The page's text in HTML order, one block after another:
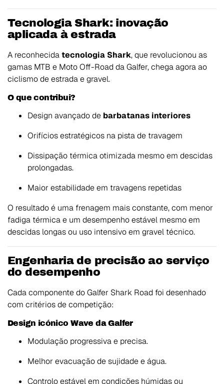
Tecnologia Shark: inovação
aplicada à estrada
A reconhecidatecnologia Shark, que revolucionou as
gamas MTB e Moto Off-Road da Galfer, chega agora ao
ciclismo de estrada e gravel.
O que contribui?
Design avançado de barbatanas interiores
Orifícios estratégicos na pista de travagem
Dissipação térmica otimizada mesmo em descidas
prolongadas.
Maior estabilidade em travagens repetidas
O resultado é uma frenagem mais constante, com menor
fadiga térmica e um desempenho estável mesmo em
descidas longas ou uso intensivo em gravel técnico.
Engenharia de precisão ao serviço
do desempenho
Cada componente do Galfer Shark Road foi desenhado
com critérios de competição:
Design icónico Wave da Galfer
Modulação progressiva e precisa.
Melhor evacuação de sujidade e água.
Controlo estável em condições húmidas ou